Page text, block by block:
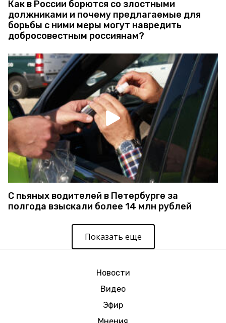
Как в России борются со злостными
должниками и почему предлагаемые для
борьбы с ними меры могут навредить
добросовестным россиянам?
С пьяных водителей в Петербурге за
полгода взыскали более 14 млн рублей
Показать еще
Новости
Видео
Эфир